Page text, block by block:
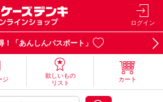
ログイン
！「あんしんパスポート」
ジ
欲しいもの
リスト
カート